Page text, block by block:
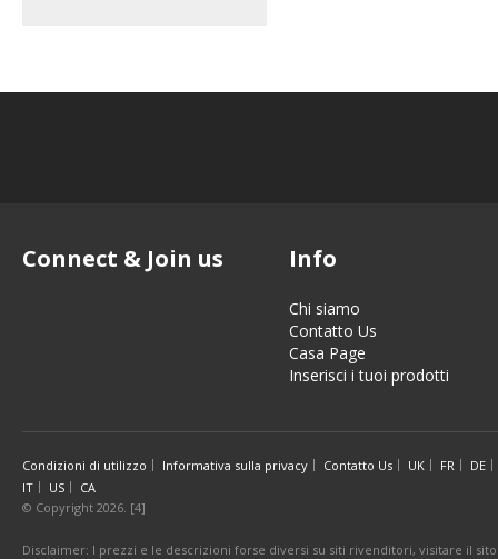
Connect & Join us Info
Chi siamo
Contatto Us
Casa Page
Inserisci i tuoi prodotti
Condizioni di utilizzo Informativa sulla privacy Contatto Us UK FR
DE
IT
US
CA
© Copyright 2026. [4]
Disclaimer: I prezzi e le descrizioni forse diversi su siti rivenditori, visitare il